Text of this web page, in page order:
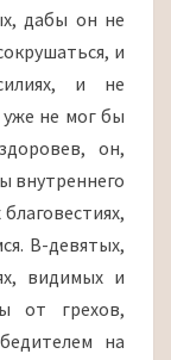
дабы он не
и
и не
не мог бы
он,
внутреннего
В-девятых,
видимых и
от грехов,
на